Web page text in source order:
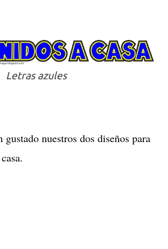
Letras azules
gustado nuestros dos diseños para